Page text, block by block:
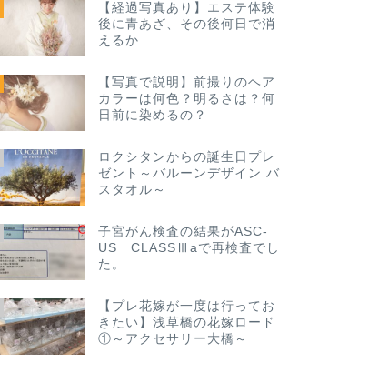
【経過写真あり】エステ体験
後に青あざ、その後何日で消
えるか
【写真で説明】前撮りのヘア
カラーは何色？明るさは？何
日前に染めるの？
ロクシタンからの誕生日プレ
ゼント～バルーンデザイン バ
スタオル～
子宮がん検査の結果がASC-
US CLASSⅢaで再検査でし
た。
【プレ花嫁が一度は行ってお
きたい】浅草橋の花嫁ロード
①～アクセサリー大橋～